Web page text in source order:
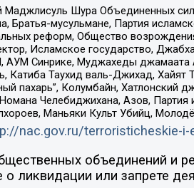
Шура Объединенных сил
Братья-мусульмане, Партия
реформ, Общество
Исламское государство,
АУМ Синрике, Муджахеды
Катиба Таухид валь-Джихад, Хайят
пахарь”, Колумбайн, Хатлонский
Челебиджихана, Азов,
Маньяки Культ Убийц,
nac.gov.ru/terroristicheskie-
объединений и
о ликвидации или запрете